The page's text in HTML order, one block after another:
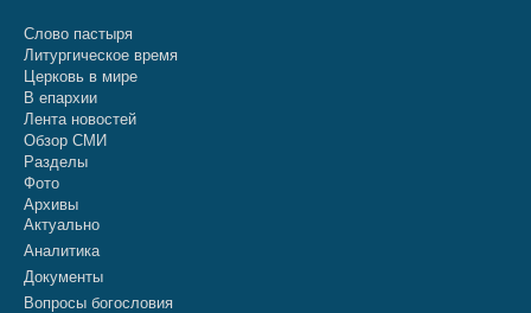
Слово пастыря
Литургическое время
Церковь в мире
В епархии
Лента новостей
Обзор СМИ
Разделы
Фото
Архивы
Актуально
Аналитика
Документы
Вопросы богословия